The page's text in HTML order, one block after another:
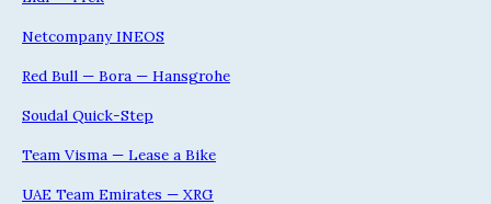
Netcompany INEOS
Red Bull — Bora — Hansgrohe
Soudal Quick-Step
Team Visma — Lease a Bike
UAE Team Emirates — XRG